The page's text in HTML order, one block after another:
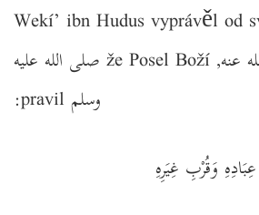
Wekí’ ibn Hudus vyprávěl od
Rázina رضي الله عنه, že Posel Boží صلى الله عليه
وسلم pravil:
وَقُرْبِ غِيَرِهِ